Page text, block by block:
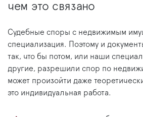
чем это связано
Судебные споры с недвижимым
специализация. Поэтому и
так, что бы потом, или наши
другие, разрешили спор по
может произойти даже
это индивидуальная работа.